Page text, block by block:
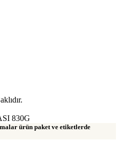
ürün paket ve etiketlerde